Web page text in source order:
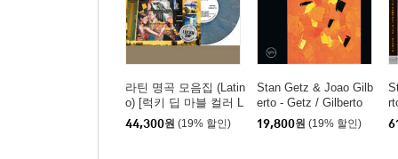
라틴 명곡 모음집 (Latin
o) [럭키 딥 마블 컬러 L
P]
44,300원 (19% 할인)
Stan Getz & Joao Gilb
erto - Getz / Gilberto
(스탄 게츠 & 조앙 질베
르토)
19,800원 (19% 할인)